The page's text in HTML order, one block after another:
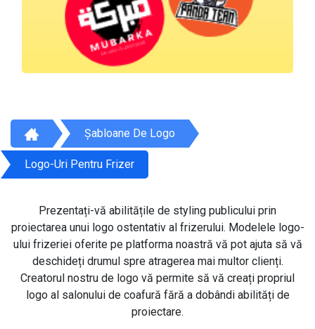
Șabloane De Logo
Logo-Uri Pentru Frizer
Prezentați-vă abilitățile de styling publicului prin
proiectarea unui logo ostentativ al frizerului. Modelele logo-
ului frizeriei oferite pe platforma noastră vă pot ajuta să vă
deschideți drumul spre atragerea mai multor clienți.
Creatorul nostru de logo vă permite să vă creați propriul
logo al salonului de coafură fără a dobândi abilități de
proiectare.